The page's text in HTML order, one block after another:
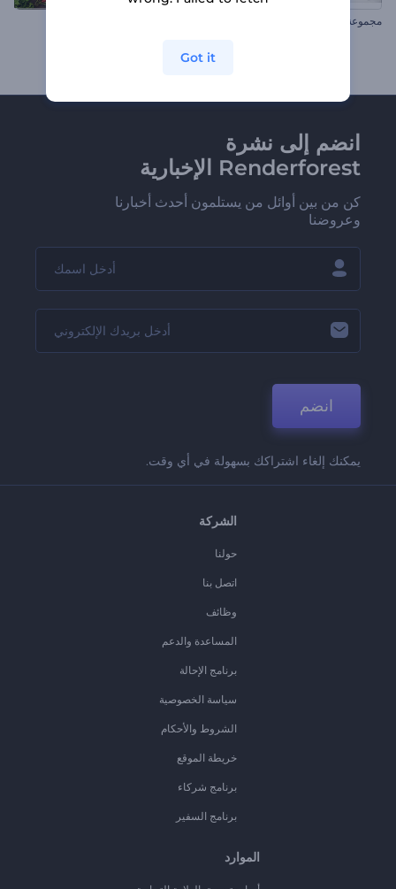
مجموعة الترويج البسيط النظيف
انضم إلى نشرة
Renderforest الإخبارية
كن من بين أوائل من يستلمون أحدث أخبارنا
وعروضنا
انضم
يمكنك إلغاء اشتراكك بسهولة في أي وقت.
الشركة
حولنا
اتصل بنا
وظائف
المساعدة والدعم
برنامج الإحالة
سياسة الخصوصية
الشروط والأحكام
خريطة الموقع
برنامج شركاء
برنامج السفير
الموارد
Got it